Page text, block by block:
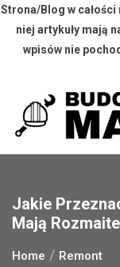
Strona/Blog w
niej artykuły mają
wpisów nie
content
Jakie
Mają
Home Remont